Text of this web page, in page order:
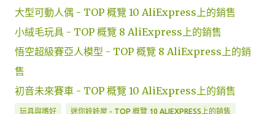
大型可動人偶 - TOP 概覽 10 AliExpress上的銷售
小絨毛玩具 - TOP 概覽 8 AliExpress上的銷售
悟空超級賽亞人模型 - TOP 概覽 8 AliExpress上的銷
售
初音未來賽車 - TOP 概覽 10 AliExpress上的銷售
玩具與嗜好 迷你娃娃屋 - TOP 概覽 10 ALIEXPRESS上的銷售